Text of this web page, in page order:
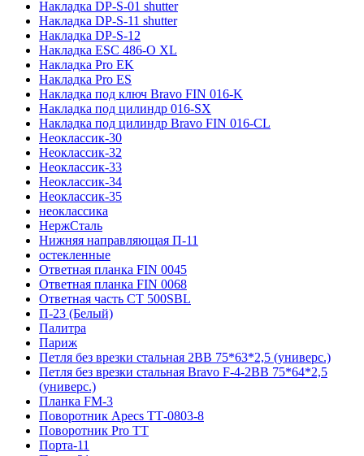
Накладка DP-S-01 shutter
Накладка DP-S-11 shutter
Накладка DP-S-12
Накладка ESC 486-O XL
Накладка Pro EK
Накладка Pro ES
Накладка под ключ Bravo FIN 016-K
Накладка под цилиндр 016-SX
Накладка под цилиндр Bravo FIN 016-СL
Неоклассик-30
Неоклассик-32
Неоклассик-33
Неоклассик-34
Неоклассик-35
неоклассика
НержСталь
Нижняя направляющая П-11
остекленные
Ответная планка FIN 0045
Ответная планка FIN 0068
Ответная часть СТ 500SBL
П-23 (Белый)
Палитра
Париж
Петля без врезки стальная 2ВВ 75*63*2,5 (универс.)
Петля без врезки стальная Bravo F-4-2BB 75*64*2,5
(универс.)
Планка FM-3
Поворотник Apecs ТТ-0803-8
Поворотник Pro TT
Порта-11